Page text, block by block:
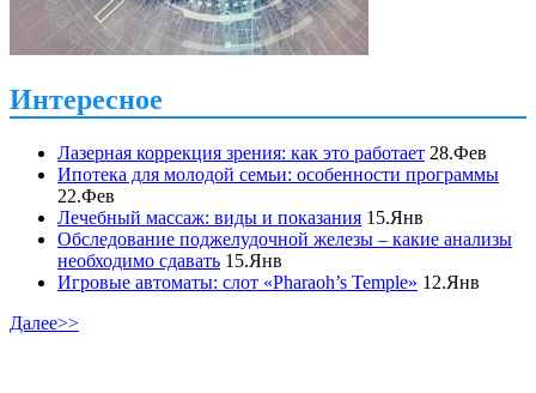
Интересное
Лазерная коррекция зрения: как это работает 28.Фев
Ипотека для молодой семьи: особенности программы
22.Фев
Лечебный массаж: виды и показания 15.Янв
Обследование поджелудочной железы – какие анализы
необходимо сдавать 15.Янв
Игровые автоматы: слот «Pharaoh’s Temple» 12.Янв
Далее>>